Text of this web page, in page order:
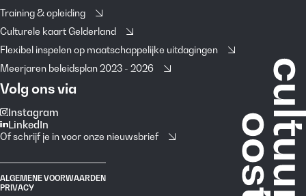
Training & opleiding
Culturele kaart Gelderland
Flexibel inspelen op maatschappelijke uitdagingen
Meerjaren beleidsplan 2023 - 2026
Volg ons via
Instagram
LinkedIn
Of schrijf je in voor onze nieuwsbrief
ALGEMENE VOORWAARDEN
PRIVACY